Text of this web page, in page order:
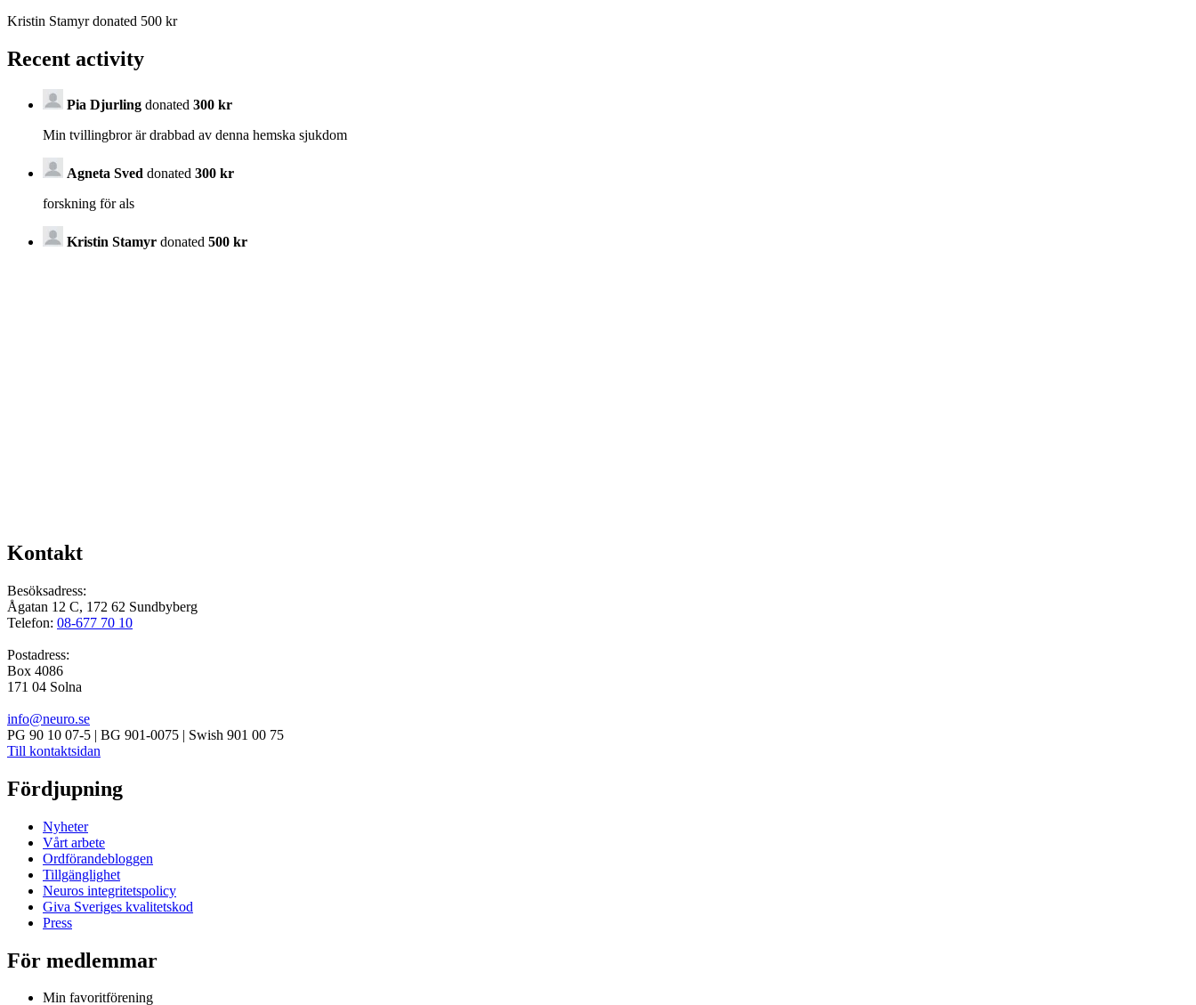
Kristin Stamyr donated 500 kr
Recent activity
Pia Djurling donated 300 kr
Min tvillingbror är drabbad av denna hemska sjukdom
Agneta Sved donated 300 kr
forskning för als
Kristin Stamyr donated 500 kr
Kontakt
Besöksadress:
Ågatan 12 C, 172 62 Sundbyberg
Telefon: 08-677 70 10
Postadress:
Box 4086
171 04 Solna
info@neuro.se
PG 90 10 07-5 | BG 901-0075 | Swish 901 00 75
Till kontaktsidan
Fördjupning
Nyheter
Vårt arbete
Ordförandebloggen
Tillgänglighet
Neuros integritetspolicy
Giva Sveriges kvalitetskod
Press
För medlemmar
Min favoritförening